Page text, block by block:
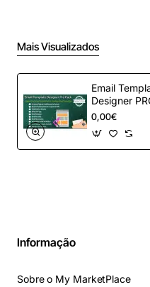
Mais Visualizados
Email
Designer
–
mail
OpenCart
0,00€
Informação
Sobre o My MarketPlace